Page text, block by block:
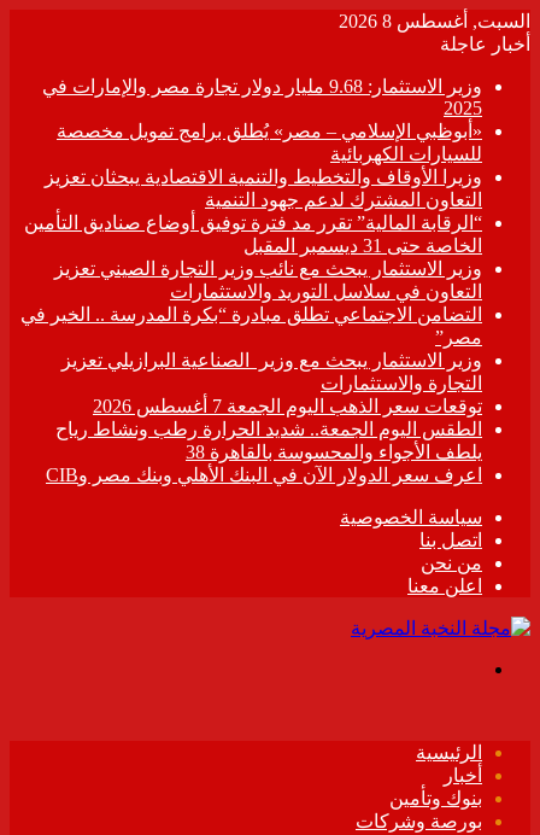
السبت, أغسطس 8 2026
أخبار عاجلة
وزير الاستثمار: 9.68 مليار دولار تجارة مصر والإمارات في
2025
«أبوظبي الإسلامي – مصر» يُطلق برامج تمويل مخصصة
للسيارات الكهربائية
وزيرا الأوقاف والتخطيط والتنمية الاقتصادية يبحثان تعزيز
التعاون المشترك لدعم جهود التنمية
“الرقابة المالية” تقرر مد فترة توفيق أوضاع صناديق التأمين
الخاصة حتى 31 ديسمبر المقبل
وزير الاستثمار يبحث مع نائب وزير التجارة الصيني تعزيز
التعاون في سلاسل التوريد والاستثمارات
التضامن الاجتماعي تطلق مبادرة “بكرة المدرسة .. الخير في
مصر”
وزير الاستثمار يبحث مع وزير الصناعية البرازيلي تعزيز
التجارة والاستثمارات
توقعات سعر الذهب اليوم الجمعة 7 أغسطس 2026
الطقس اليوم الجمعة.. شديد الحرارة رطب ونشاط رياح
يلطف الأجواء والمحسوسة بالقاهرة 38
اعرف سعر الدولار الآن في البنك الأهلي وبنك مصر وCIB
سياسة الخصوصية
اتصل بنا
من نحن
اعلن معنا
الرئيسية
أخبار
بنوك وتأمين
بورصة وشركات